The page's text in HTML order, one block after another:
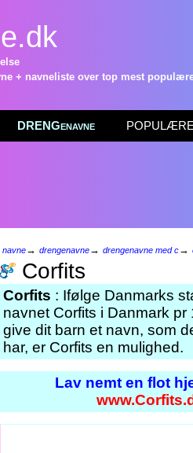
+ navneliste over top mest
DRENGenavne POPULÆRE
navne→ drengenavne→ drengenavne med c→
Corfits
Corfits : Ifølge Danmarks
navnet Corfits i Danmark
give dit barn et navn, som
har, er Corfits en mulighed.
Lav nemt en flot